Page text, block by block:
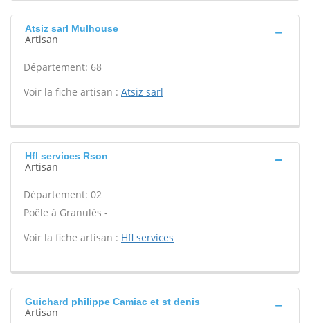
Atsiz sarl Mulhouse
Artisan
Département: 68
Voir la fiche artisan : Atsiz sarl
Hfl services Rson
Artisan
Département: 02
Poêle à Granulés -
Voir la fiche artisan : Hfl services
Guichard philippe Camiac et st denis
Artisan